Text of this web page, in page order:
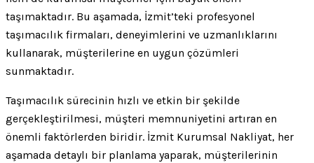
taşımaktadır. Bu aşamada, İzmit’teki profesyonel
taşımacılık firmaları, deneyimlerini ve uzmanlıklarını
kullanarak, müşterilerine en uygun çözümleri
sunmaktadır.
Taşımacılık sürecinin hızlı ve etkin bir şekilde
gerçekleştirilmesi, müşteri memnuniyetini artıran en
önemli faktörlerden biridir. İzmit Kurumsal Nakliyat, her
aşamada detaylı bir planlama yaparak, müşterilerinin